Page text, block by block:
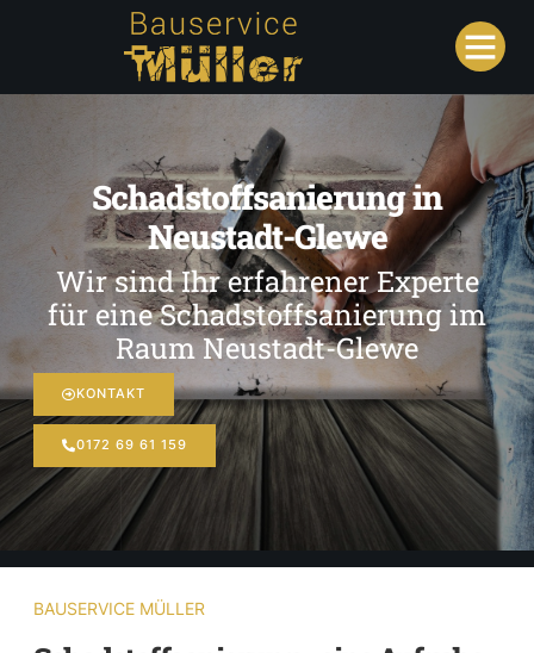
Schadstoffsanierung in
Neustadt-Glewe
Wir sind Ihr erfahrener Experte
für eine Schadstoffsanierung im
Raum Neustadt-Glewe
KONTAKT
0172 69 61 159
BAUSERVICE MÜLLER